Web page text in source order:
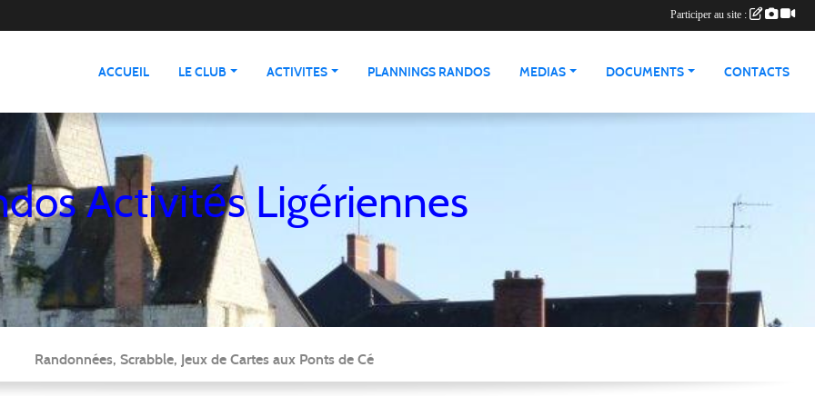
ACCUEIL LE CLUB ACTIVITES PLANNINGS RANDOS MEDIAS DOCUMENTS CONTACTS
Activités Ligériennes
Randonnées, Scrabble, Jeux de Cartes aux Ponts de Cé
Participer au site :